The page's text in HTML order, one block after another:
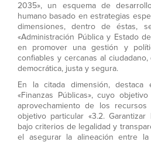
2035», un esquema de
humano basado en estrategias
dimensiones, dentro de éstas,
«Administración Pública y Estado
en promover una gestión y
confiables y cercanas al
democrática, justa y segura.
En la citada dimensión, destaca
«Finanzas Públicas», cuyo
aprovechamiento de los
objetivo particular «3.2.
bajo criterios de legalidad y
el asegurar la alineación entre